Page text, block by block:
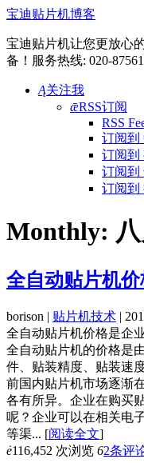
宝迪贴片机博客
宝迪贴片机让您更放心
备！服务热线: 020-
Ą关注我
ǣRSS订阅
RSS
订阅到
订阅到
订阅到
订阅到
Monthly:
全自动贴片机价
borison | 贴片机技术 |
全自动贴片机价格是企
全自动贴片机的价格是
件、贴装精度、贴装速
前国内贴片机市场逐渐
各有所异。企业在购买
呢？企业可以在相关电
等渠... [阅读全文]
ė116,452 次浏览 62条评